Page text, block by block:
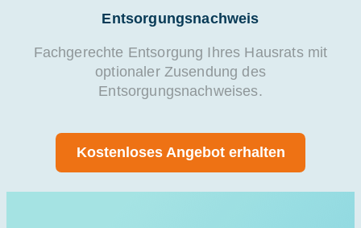
Entsorgungsnachweis
Fachgerechte Entsorgung Ihres Hausrats mit
optionaler Zusendung des
Entsorgungsnachweises.
Kostenloses Angebot erhalten